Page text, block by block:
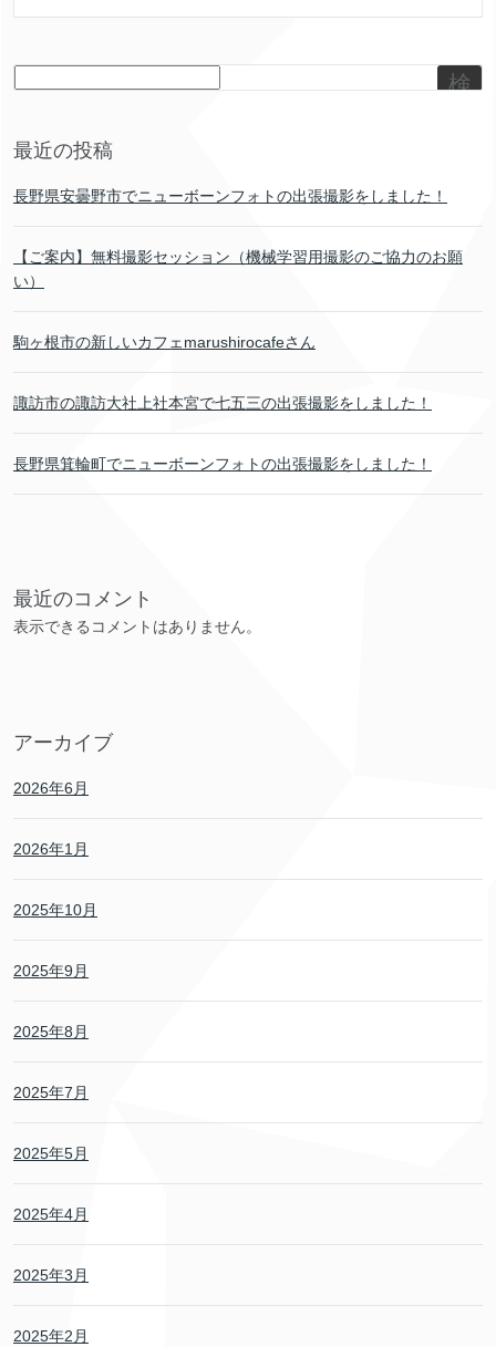
検
最近の投稿
長野県安曇野市でニューボーンフォトの出張撮影をしました！
【ご案内】無料撮影セッション（機械学習用撮影のご協力のお願
い）
駒ヶ根市の新しいカフェmarushirocafeさん
諏訪市の諏訪大社上社本宮で七五三の出張撮影をしました！
長野県箕輪町でニューボーンフォトの出張撮影をしました！
最近のコメント
表示できるコメントはありません。
アーカイブ
2026年6月
2026年1月
2025年10月
2025年9月
2025年8月
2025年7月
2025年5月
2025年4月
2025年3月
2025年2月